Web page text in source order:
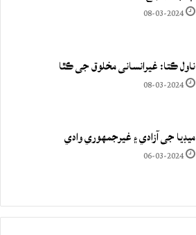
08-03-2024
ناول ڪتا: غيرانساني مخلوق جي ڪٿا
08-03-2024
ميڊيا جي آزادي ۽ غيرجمھوري وادي
06-03-2024